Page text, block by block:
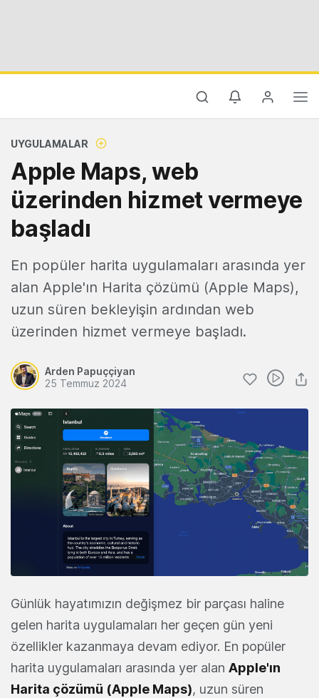
UYGULAMALAR
Apple Maps, web
üzerinden hizmet vermeye
başladı
En popüler harita uygulamaları arasında yer
alan Apple'ın Harita çözümü (Apple Maps),
uzun süren bekleyişin ardından web
üzerinden hizmet vermeye başladı.
Arden Papuççiyan
25 Temmuz 2024
Günlük hayatımızın değişmez bir parçası haline
gelen harita uygulamaları her geçen gün yeni
özellikler kazanmaya devam ediyor. En popüler
harita uygulamaları arasında yer alan Apple'ın
Harita çözümü (Apple Maps), uzun süren